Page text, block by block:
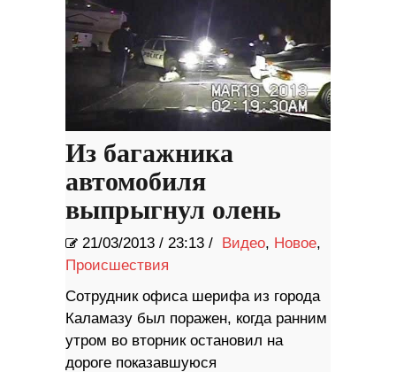
Из багажника
автомобиля
выпрыгнул олень
21/03/2013 / 23:13 / Видео, Новое,
Происшествия
Сотрудник офиса шерифа из города
Каламазу был поражен, когда ранним
утром во вторник остановил на
дороге показавшуюся